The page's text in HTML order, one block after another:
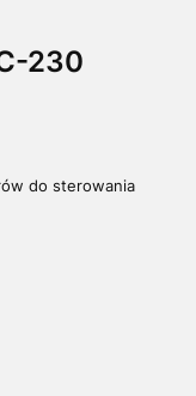
230
do sterowania